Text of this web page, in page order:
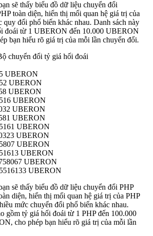
sẽ thấy biểu đồ dữ liệu chuyển đổi
toàn diện, hiển thị mối quan hệ giá trị của
đổi phổ biến khác nhau. Danh sách này
đoái từ 1 UBERON đến 10.000 UBERON
bạn hiểu rõ giá trị của mỗi lần chuyển đổi.
chuyển đổi tỷ giá hối đoái
UBERON
UBERON
UBERON
UBERON
UBERON
UBERON
UBERON
UBERON
UBERON
UBERON
UBERON
UBERON
sẽ thấy biểu đồ dữ liệu chuyển đổi PHP
diện, hiển thị mối quan hệ giá trị của PHP
mức chuyển đổi phổ biến khác nhau.
gồm tỷ giá hối đoái từ 1 PHP đến 100.000
cho phép bạn hiểu rõ giá trị của mỗi lần